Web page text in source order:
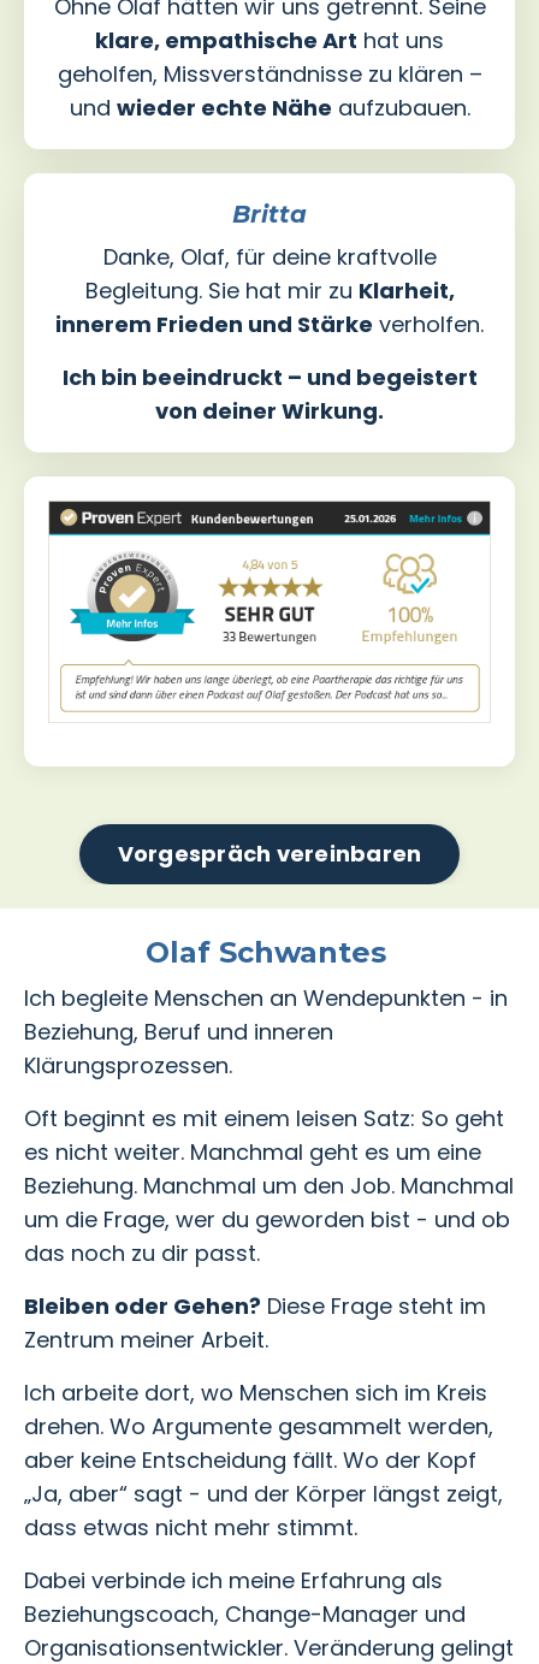
Ohne Olaf hätten wir uns getrennt. Seine
klare, empathische Art hat uns
geholfen, Missverständnisse zu klären –
und wieder echte Nähe aufzubauen.
Britta
Danke, Olaf, für deine kraftvolle
Begleitung. Sie hat mir zu Klarheit,
innerem Frieden und Stärke verholfen.
Ich bin beeindruckt – und begeistert
von deiner Wirkung.
Vorgespräch vereinbaren
Olaf Schwantes
Ich begleite Menschen an Wendepunkten - in
Beziehung, Beruf und inneren
Klärungsprozessen.
Oft beginnt es mit einem leisen Satz: So geht
es nicht weiter. Manchmal geht es um eine
Beziehung. Manchmal um den Job. Manchmal
um die Frage, wer du geworden bist - und ob
das noch zu dir passt.
Bleiben oder Gehen? Diese Frage steht im
Zentrum meiner Arbeit.
Ich arbeite dort, wo Menschen sich im Kreis
drehen. Wo Argumente gesammelt werden,
aber keine Entscheidung fällt. Wo der Kopf
„Ja, aber“ sagt - und der Körper längst zeigt,
dass etwas nicht mehr stimmt.
Dabei verbinde ich meine Erfahrung als
Beziehungscoach, Change-Manager und
Organisationsentwickler. Veränderung gelingt